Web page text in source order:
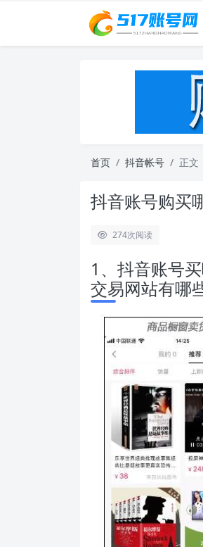
首页 抖音帐号 正文
抖音账号购买
274次阅读
1、抖音账号
交易网站有哪